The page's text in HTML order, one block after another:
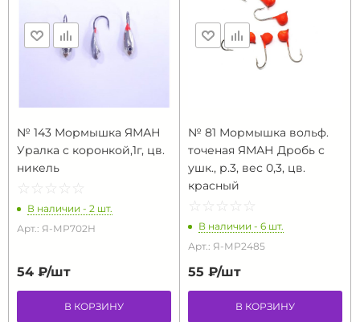
№ 143 Мормышка ЯМАН
Уралка с коронкой,1г, цв.
никель
☆ ☆ ☆ ☆ ☆
★ ★ ★ ★ ★
В наличии - 2 шт.
Арт.: Я-МР702Н
54 ₽/шт
В КОРЗИНУ
№ 81 Мормышка вольф.
точеная ЯМАН Дробь с
ушк., р.3, вес 0,3, цв.
красный
☆ ☆ ☆ ☆ ☆
★ ★ ★ ★ ★
В наличии - 6 шт.
Арт.: Я-МР2485
55 ₽/шт
В КОРЗИНУ